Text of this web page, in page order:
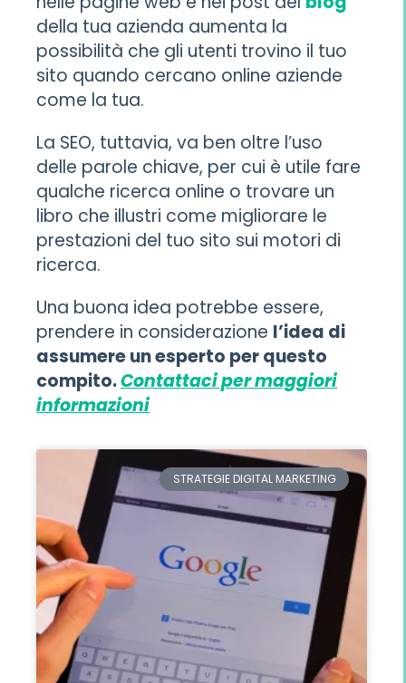
della tua azienda aumenta la
possibilità che gli utenti trovino il tuo
sito quando cercano online aziende
come la tua.
La SEO, tuttavia, va ben oltre l’uso
delle parole chiave, per cui è utile fare
qualche ricerca online o trovare un
libro che illustri come migliorare le
prestazioni del tuo sito sui motori di
ricerca.
Una buona idea potrebbe essere,
prendere in considerazione l’idea di
assumere un esperto per questo
compito.Contattaci per maggiori
informazioni
STRATEGIE DIGITAL MARKETING